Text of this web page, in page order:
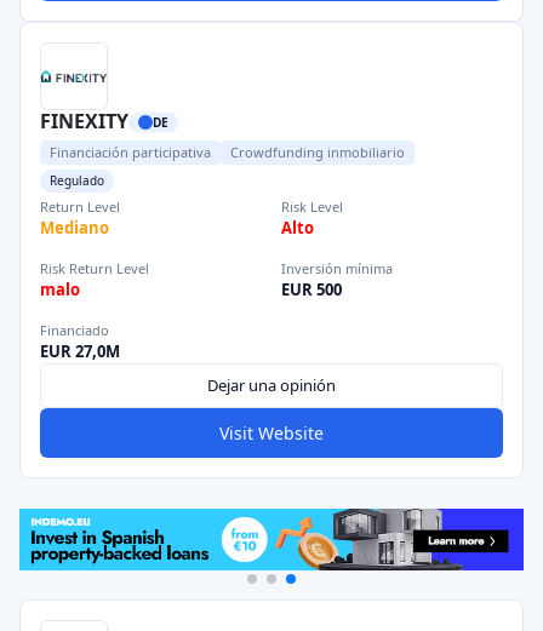
FINEXITY DE
Financiación participativa Crowdfunding inmobiliario
Regulado
Return Level
Mediano
Risk Level
Alto
Risk Return Level
malo
Inversión mínima
EUR 500
Financiado
EUR 27,0M
Dejar una opinión
Visit Website